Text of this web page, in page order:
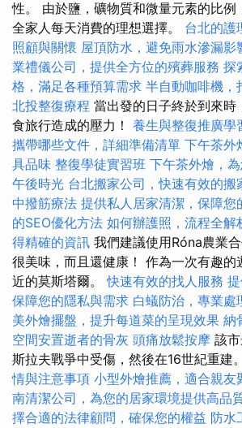
性。 由於鹽，礦物質和微量元素的比
全家人每天消費的理想選擇。 台北的護
照顧與關懷 屋頂防水，避免雨水滲漏影
業禮儀公司，提供全方位的殯葬服務 探
格，滿足各種預算需求 半自動咖啡機，
北投整復療程 當出發的日子終於到來時
食旅行造成的壓力！ 養生與整復推廣學
攜帶哪些文件，詳細準備清單 下午茶外
具品味 整復學徒實習班 下午茶外燴，
午後時光 台北搬家公司，快速有效的搬
中撥筋療法 提供私人居家清潔，保障您
的SEO優化方法 如何辦護照，流程全解
得精確的資訊 我們建議使用Róna農業
很美味，而且還健康！ 作為一次有趣的
近的莫斯塔爾。快速有效的找人服務
保障您的隱私與需求 白蟻防治，專業處
美外燴擺盤，提升每道菜的呈現效果 納
空間安置逝者的骨灰 頭痛放鬆按摩 該
斯拉夫戰爭中受傷，然後在16世紀重建。
情與注意事項 小型外燴推薦，適合親友
南清潔公司，為您的居家環境提供高品
擇合適的法律顧問，確保您的權益 防水